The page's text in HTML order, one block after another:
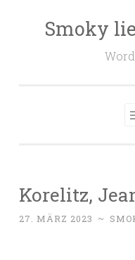
Smoky
Korelitz,
27. MÄRZ 2023 ~